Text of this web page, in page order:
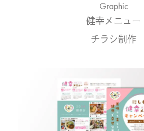
Contact
Graphic
健幸メニュー
チラシ制作